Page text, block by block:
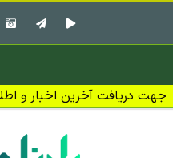
جهت دریافت آخرین اخبار و